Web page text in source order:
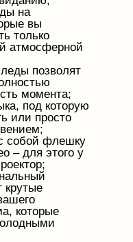
на
вы
только
атмосферной
позволят
момента;
под которую
или просто
собой флешку
– для этого у
крутые
которые